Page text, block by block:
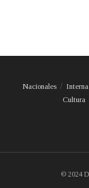
Nacionales
Cultura
© 2024